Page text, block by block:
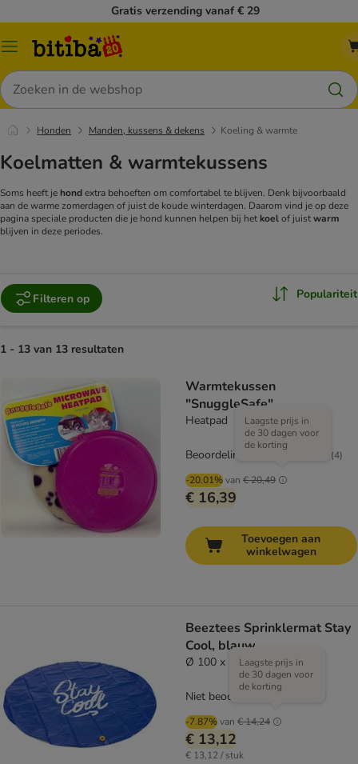
Gratis verzending vanaf € 29
Catalogusmenu
Zoeken
Honden Manden, kussens & dekens Koeling & warmte
Koelmatten & warmtekussens
Soms heeft je hondextra behoeften om comfortabel te blijven. Denk bijvoorbaald
aan de warme zomerdagen of juist de koude winterdagen. Daarom vind je op deze
pagina speciale producten die je hond kunnen helpen bij het koelof juistwarm
blijven in deze periodes.
Filteren op Populariteit
1 - 13 van 13 resultaten
Warmtekussen
"SnuggleSafe"
Heatpad
-20.01%van € 20,49
Laagste prijs in
de 30 dagen voor
de korting
€ 16,39
Beoordeling: 5/5 (4)
Toevoegen aan
winkelwagen
Beeztees Sprinklermat Stay
Cool, blauw
Ø 100 x H 5 cm
-7.87%van € 14,24
Laagste prijs in
de 30 dagen voor
de korting
€ 13,12
€ 13,12 / stuk
Niet beoordeeld